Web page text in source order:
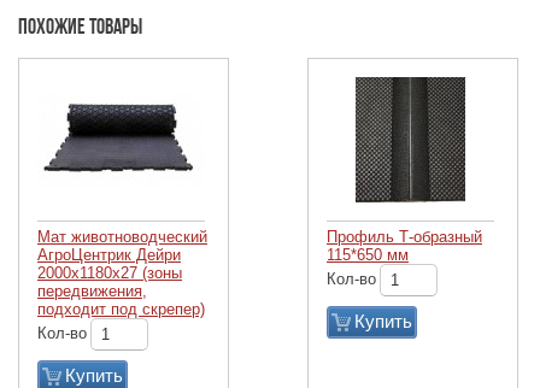
Похожие товары
Мат животноводческий
АгроЦентрик Дейри
2000х1180х27 (зоны
передвижения,
подходит под скрепер)
Кол-во
Купить
Профиль Т-образный
115*650 мм
Кол-во
Купить